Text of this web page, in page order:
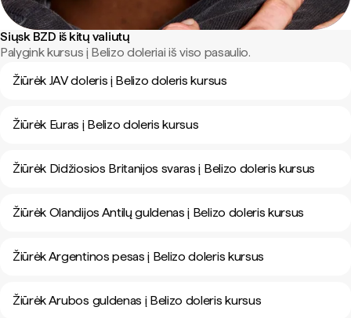
Siųsk BZD iš kitų valiutų
Palygink kursus į Belizo doleriai iš viso pasaulio.
Žiūrėk JAV doleris į Belizo doleris kursus
Žiūrėk Euras į Belizo doleris kursus
Žiūrėk Didžiosios Britanijos svaras į Belizo doleris kursus
Žiūrėk Olandijos Antilų guldenas į Belizo doleris kursus
Žiūrėk Argentinos pesas į Belizo doleris kursus
Žiūrėk Arubos guldenas į Belizo doleris kursus